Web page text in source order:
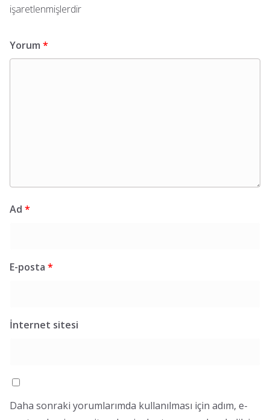
işaretlenmişlerdir
Yorum *
Ad *
E-posta *
İnternet sitesi
Daha sonraki yorumlarımda kullanılması için adım, e-